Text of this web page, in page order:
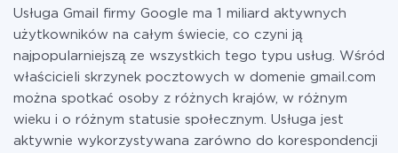
Usługa Gmail firmy Google ma 1 miliard aktywnych
użytkowników na całym świecie, co czyni ją
najpopularniejszą ze wszystkich tego typu usług. Wśród
właścicieli skrzynek pocztowych w domenie gmail.com
można spotkać osoby z różnych krajów, w różnym
wieku i o różnym statusie społecznym. Usługa jest
aktywnie wykorzystywana zarówno do korespondencji